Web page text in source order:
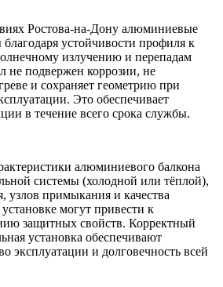
Ростова-на-Дону алюминиевые
устойчивости профиля к
излучению и перепадам
не подвержен коррозии, не
и сохраняет геометрию при
Это обеспечивает
в течение всего срока службы.
алюминиевого балкона
системы (холодной или тёплой),
узлов примыкания и качества
могут привести к
защитных свойств. Корректный
установка обеспечивают
эксплуатации и долговечность всей